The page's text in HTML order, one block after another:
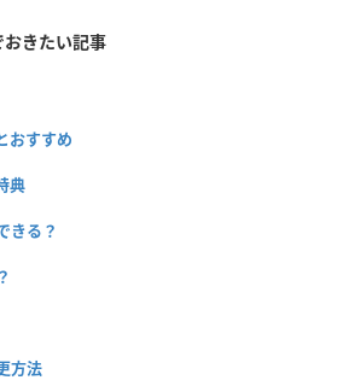
きたい記事
おすすめ
典
きる？
方法